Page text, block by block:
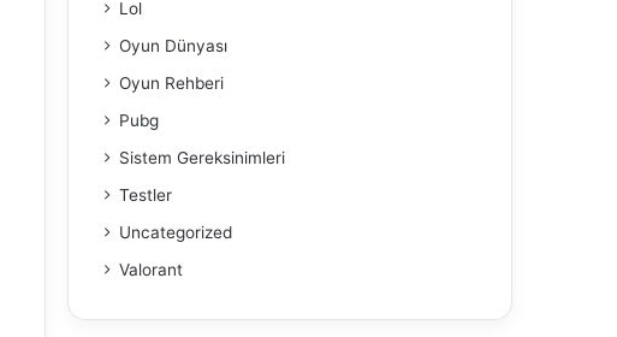
Lol
Oyun Dünyası
Oyun Rehberi
Pubg
Sistem Gereksinimleri
Testler
Uncategorized
Valorant